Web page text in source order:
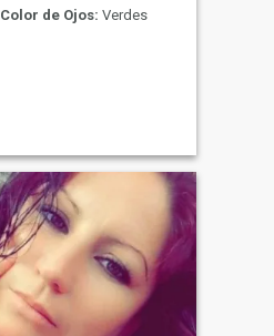
Color de Ojos: Verdes